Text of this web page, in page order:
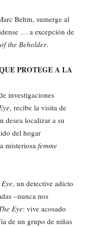
Behm, sumerge al
… a excepción de
the Beholder.
PROTEGE A LA
investigaciones
, recibe la visita de
desea localizar a su
del hogar
misteriosa femme
, un detective adicto
–nunca nos
Eye: vive acosado
de un grupo de niñas